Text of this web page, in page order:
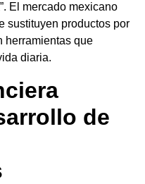
El mercado mexicano
sustituyen productos por
herramientas que
diaria.
de